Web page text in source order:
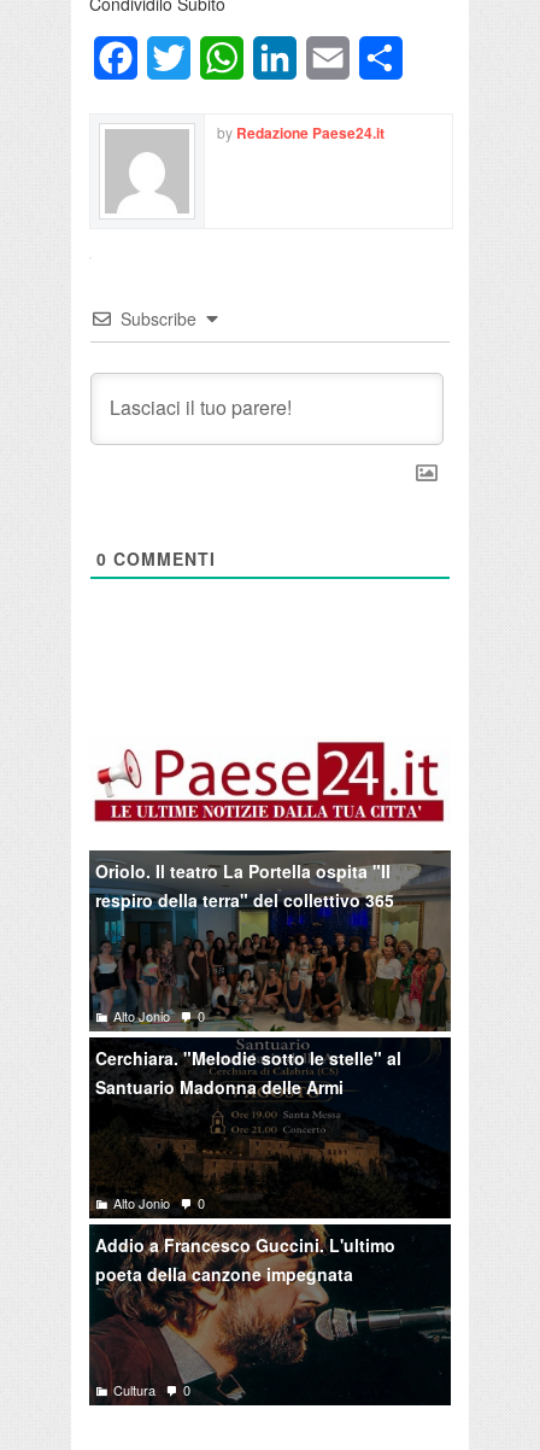
FacebookTwitter WhatsAppLinkedInEmail
by Redazione Paese24.it
Subscribe
0 COMMENTI
Oriolo. Il teatro La Portella ospita "Il
respiro della terra" del collettivo 365
Alto Jonio 0
Cerchiara. "Melodie sotto le stelle" al
Santuario Madonna delle Armi
Alto Jonio 0
Addio a Francesco Guccini. L'ultimo
poeta della canzone impegnata
Cultura 0